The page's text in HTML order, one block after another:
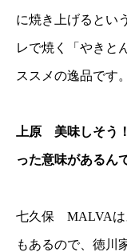
に焼き上げるとい
レで焼く「やきと
ススメの逸品です。
上原 美味しそう
った意味があるん
七久保 MALVAは
もあるので、徳川